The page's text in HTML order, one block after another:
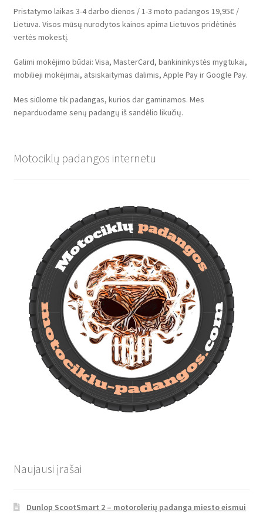
Pristatymo laikas 3-4 darbo dienos / 1-3 moto padangos 19,95€ /
Lietuva. Visos mūsų nurodytos kainos apima Lietuvos pridėtinės
vertės mokestį.
Galimi mokėjimo būdai: Visa, MasterCard, bankininkystės mygtukai,
mobilieji mokėjimai, atsiskaitymas dalimis, Apple Pay ir Google Pay.
Mes siūlome tik padangas, kurios dar gaminamos. Mes
neparduodame senų padangų iš sandėlio likučių.
Motociklų padangos internetu
Naujausi įrašai
Dunlop ScootSmart 2 – motorolerių padanga miesto eismui